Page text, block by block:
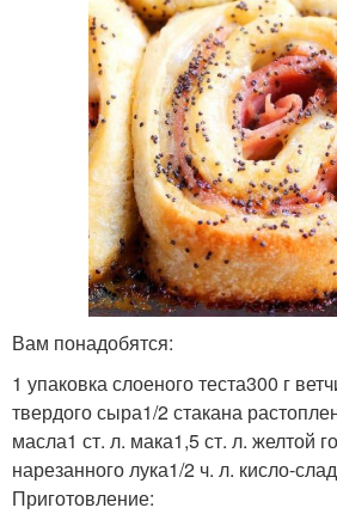
Вам понадобятся:
1 упаковка слоеного теста300 г
твердого сыра1/2 стакана
масла1 ст. л. мака1,5 ст. л. желтой
нарезанного лука1/2 ч. л. кисло-
Приготовление: